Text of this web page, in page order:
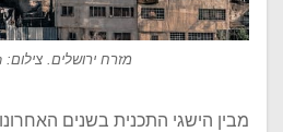
מזרח ירושלים. צילום: unsplash